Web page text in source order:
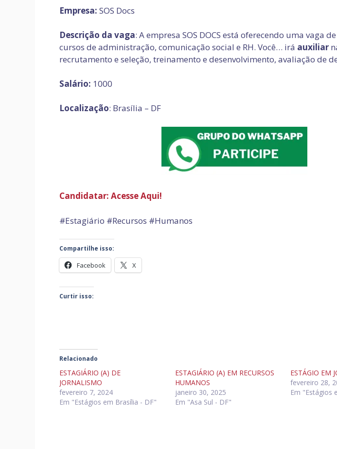
Empresa: SOS Docs
Descrição da vaga: A empresa SOS DOCS está oferecendo uma vaga de
cursos de administração, comunicação social e RH. Você… irá auxiliar
recrutamento e seleção, treinamento e desenvolvimento, avaliação de
Salário: 1000
Localização: Brasília – DF
Candidatar: Acesse Aqui!
#Estagiário #Recursos #Humanos
Compartilhe isso:
Facebook X
Curtir isso:
Relacionado
ESTAGIÁRIO (A) DE
JORNALISMO
fevereiro 7, 2024
Em "Estágios em Brasília - DF"
ESTAGIÁRIO (A) EM RECURSOS
HUMANOS
janeiro 30, 2025
Em "Asa Sul - DF"
ESTÁGIO EM
fevereiro 28,
Em "Estágios